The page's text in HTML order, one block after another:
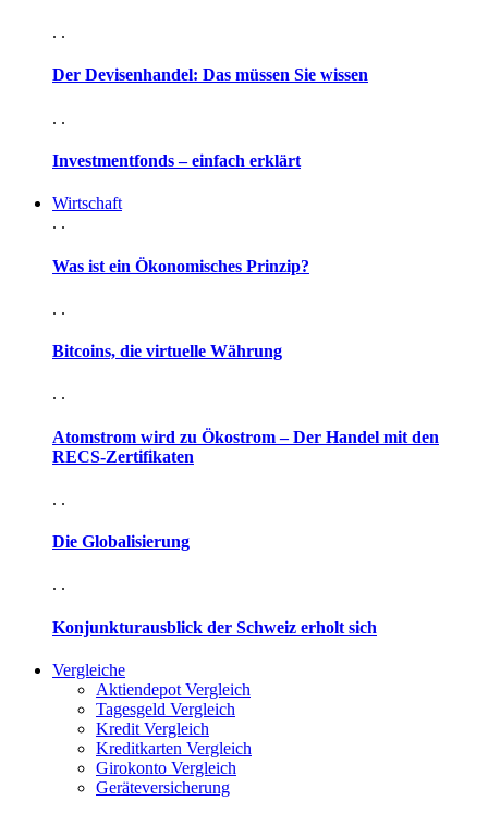
. .
Der Devisenhandel: Das müssen Sie wissen
. .
Investmentfonds – einfach erklärt
Wirtschaft
. .
Was ist ein Ökonomisches Prinzip?
. .
Bitcoins, die virtuelle Währung
. .
Atomstrom wird zu Ökostrom – Der Handel mit den
RECS-Zertifikaten
. .
Die Globalisierung
. .
Konjunkturausblick der Schweiz erholt sich
Vergleiche
Aktiendepot Vergleich
Tagesgeld Vergleich
Kredit Vergleich
Kreditkarten Vergleich
Girokonto Vergleich
Geräteversicherung